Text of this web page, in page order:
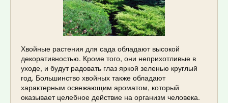
Хвойные растения для сада обладают высокой
декоративностью. Кроме того, они неприхотливые в
уходе, и будут радовать глаз яркой зеленью круглый
год. Большинство хвойных также обладают
характерным освежающим ароматом, который
оказывает целебное действие на организм человека.